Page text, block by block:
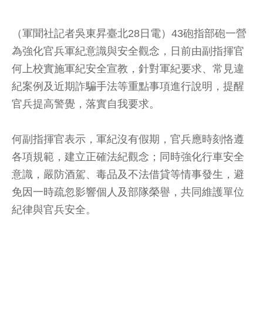
（軍聞社記者吳東昇臺北28日電）43砲指部砲一營
為強化官兵軍紀意識與安全觀念，日前由副指揮官
何上校實施軍紀安全宣教，針對軍紀要求、常見違
紀案例及近期詐騙手法等重點事項進行說明，提醒
官兵提高警覺，落實自我要求。
何副指揮官表示，軍紀沒有假期，官兵應時刻恪遵
各項規範，建立正確法紀觀念；同時強化行車安全
意識，嚴防酒駕、毒品及不法借貸等情事發生，避
免因一時疏忽影響個人及部隊榮譽，共同維護單位
紀律與官兵安全。